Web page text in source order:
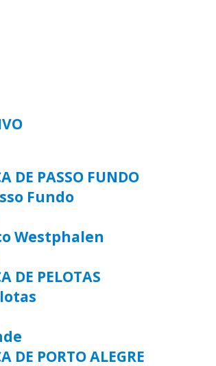
DE PASSO FUNDO
Fundo
Westphalen
DE PELOTAS
DE PORTO ALEGRE